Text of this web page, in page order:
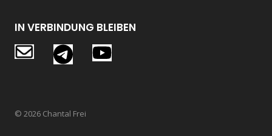
IN VERBINDUNG BLEIBEN
© 2026 Chantal Frei